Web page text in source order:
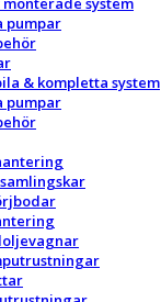
pumpar
& kompletta system
pumpar